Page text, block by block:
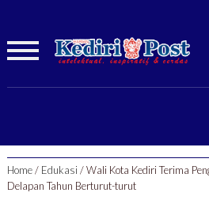
Home/ Edukasi /Wali Kota Kediri Terima
Delapan Tahun Berturut-turut